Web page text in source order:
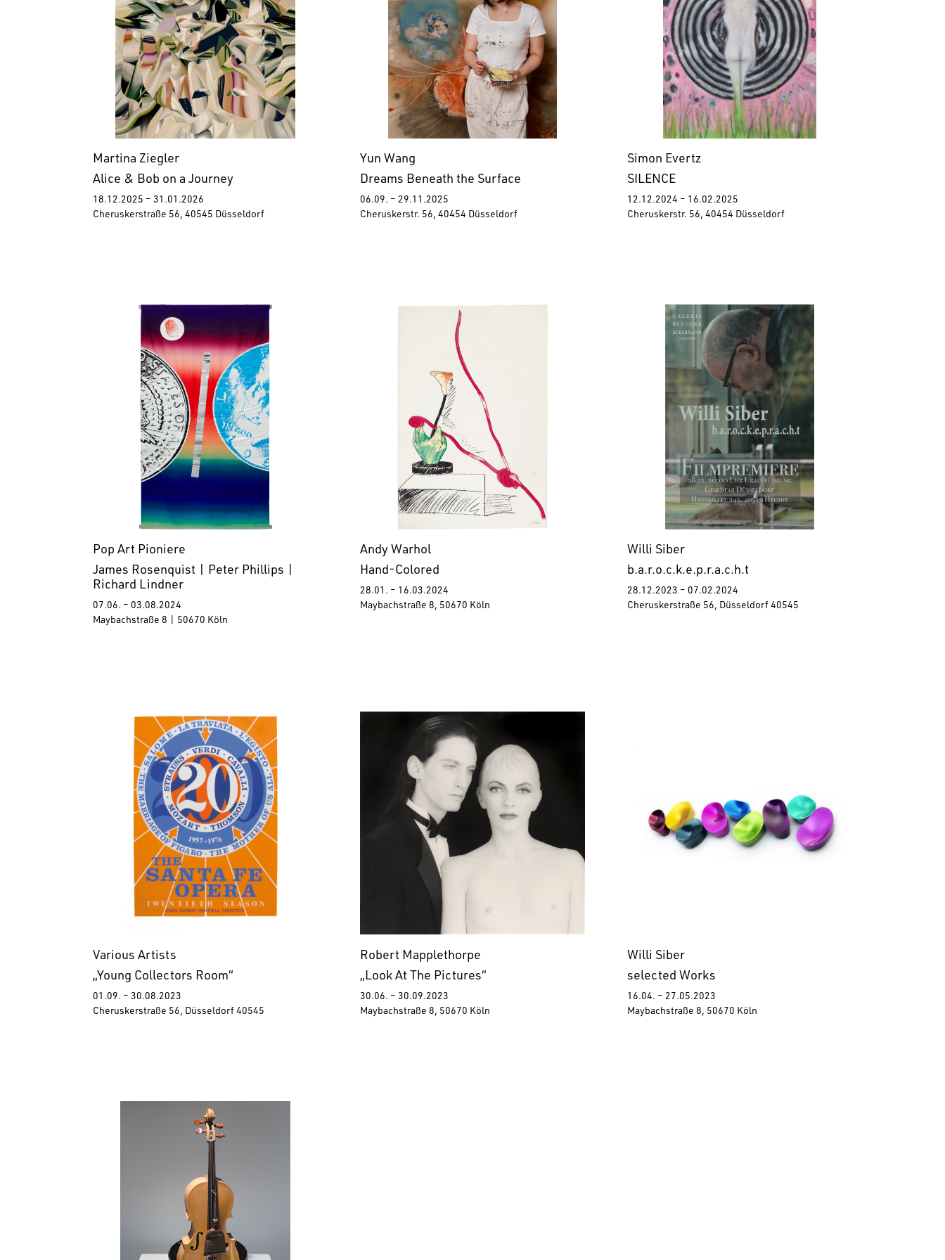
Martina Ziegler
Alice & Bob on a Journey
18.12.2025 – 31.01.2026
Cheruskerstraße 56, 40545 Düsseldorf
Yun Wang
Dreams Beneath the Surface
06.09. – 29.11.2025
Cheruskerstr. 56, 40454 Düsseldorf
Simon Evertz
SILENCE
12.12.2024 – 16.02.2025
Cheruskerstr. 56, 40454 Düsseldorf
Pop Art Pioniere
James Rosenquist | Peter Phillips |
Richard Lindner
07.06. – 03.08.2024
Maybachstraße 8 | 50670 Köln
Andy Warhol
Hand-Colored
28.01. – 16.03.2024
Maybachstraße 8, 50670 Köln
Willi Siber
b.a.r.o.c.k.e.p.r.a.c.h.t
28.12.2023 – 07.02.2024
Cheruskerstraße 56, Düsseldorf 40545
Various Artists
„Young Collectors Room“
01.09. – 30.08.2023
Cheruskerstraße 56, Düsseldorf 40545
Robert Mapplethorpe
„Look At The Pictures“
30.06. – 30.09.2023
Maybachstraße 8, 50670 Köln
Willi Siber
selected Works
16.04. – 27.05.2023
Maybachstraße 8, 50670 Köln